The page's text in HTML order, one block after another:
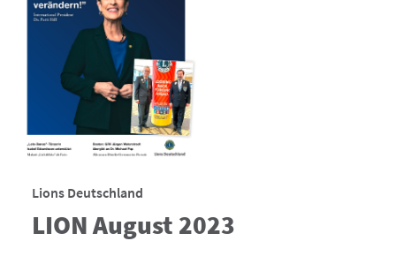
Lions Deutschland
LION August 2023